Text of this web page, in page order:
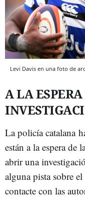
Levi Davis en una foto de
A LA
La policía catalana
están a la espera
abrir una
alguna pista sobre
contacte con las